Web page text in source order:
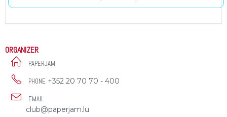
ORGANIZER
PAPERJAM
PHONE +352 20 70 70 - 400
EMAIL
club@paperjam.lu